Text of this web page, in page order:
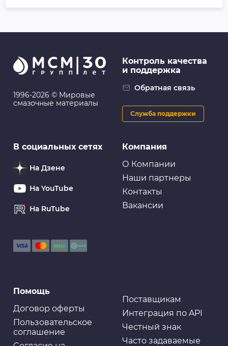
1996-2026 © Мировые
смазочные материалы
Компания
О Компании
Наши партнеры
Контакты
Вакансии
Помощь
Договор оферты
Пользовательское
соглашение
Поставщикам
Интеграция по API
Честный знак
Часто задаваемые
Контроль качества
и поддержка
Обратная связь
Служба поддержки
В социальных сетях
На Дзене
На YouTube
На RuTube